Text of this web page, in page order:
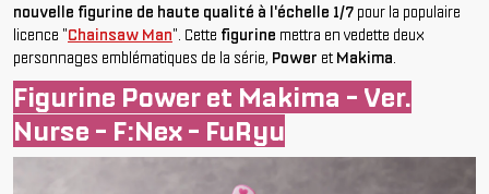
nouvelle figurine de haute qualité à l'échelle 1/7 pour la populaire
licence "Chainsaw Man". Cette figurine mettra en vedette deux
personnages emblématiques de la série, Power et Makima.
Figurine Power et Makima - Ver.
Nurse - F:Nex - FuRyu